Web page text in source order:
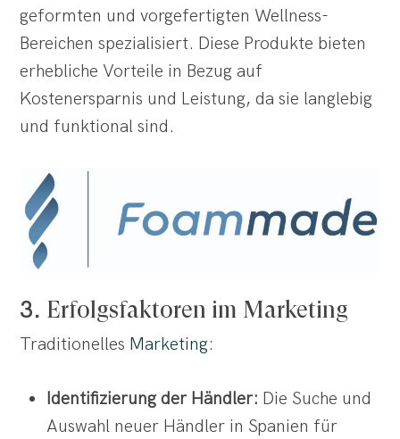
geformten und vorgefertigten Wellness-
Bereichen spezialisiert. Diese Produkte bieten
erhebliche Vorteile in Bezug auf
Kostenersparnis und Leistung, da sie langlebig
und funktional sind.
3. Erfolgsfaktoren im Marketing
Traditionelles Marketing:
Identifizierung der Händler: Die Suche und
Auswahl neuer Händler in Spanien für